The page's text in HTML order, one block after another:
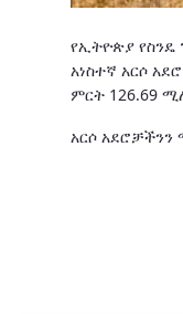
የኢትዮጵያ
አነስተኛ አርሶ
ምርት 126.69
አርሶ